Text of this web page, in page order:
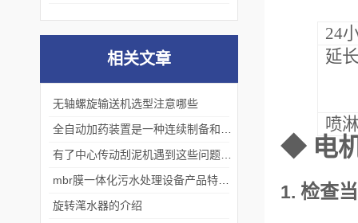
24
延
喷
◆ 电
1. 检查
相关文章
无轴螺旋输送机选型注意哪些
旋转滗水器的介绍